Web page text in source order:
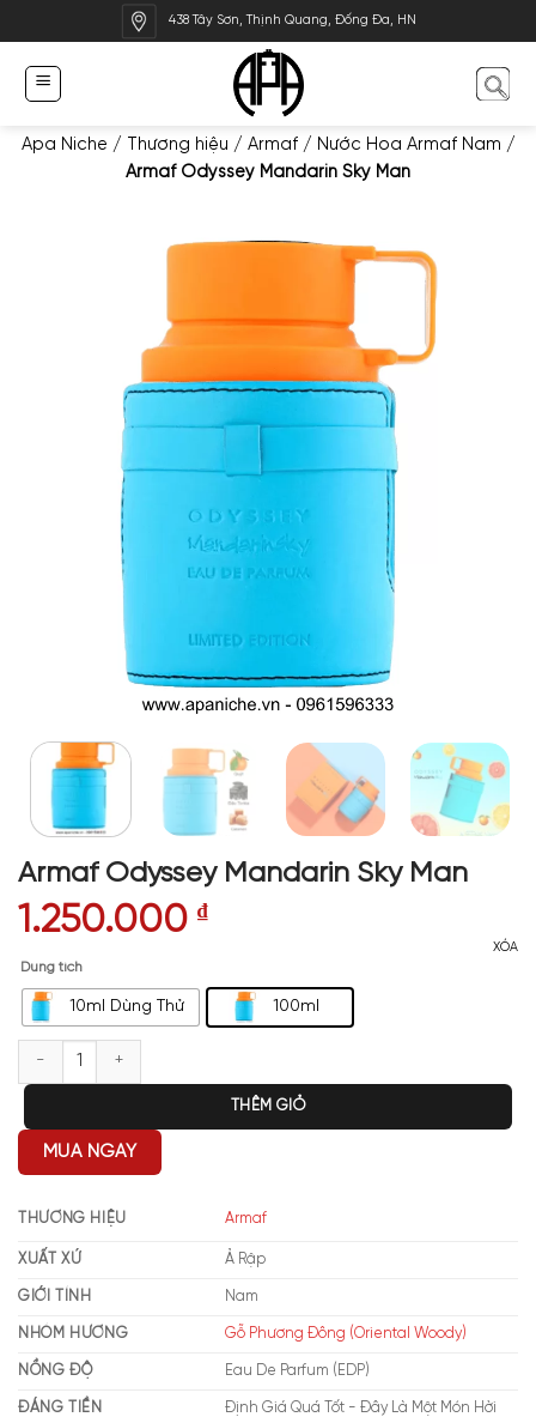
qua
dung
438 Tây Sơn, Thịnh Quang, Đống Đa, HN
Apa Niche / Thương hiệu / Armaf/ Nước Hoa Armaf Nam /
Armaf Odyssey Mandarin Sky Man
Armaf Odyssey Mandarin Sky Man
1.250.000 ₫
Dung tích
10ml Dùng Thử 100ml
XÓA
Armaf Odyssey Mandarin Sky Man số lượng
THÊM GIỎ
MUA NGAY
THƯƠNG HIỆU Armaf
XUẤT XỨ Ả Rập
GIỚI TÍNH Nam
NHÓM HƯƠNG Gỗ Phương Đông (Oriental Woody)
NỒNG ĐỘ Eau De Parfum (EDP)
ĐÁNG TIỀN Định Giá Quá Tốt - Đây Là Một Món Hời